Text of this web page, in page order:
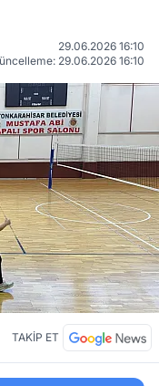
29.06.2026 16:10
29.06.2026 16:10
TAKİP ET